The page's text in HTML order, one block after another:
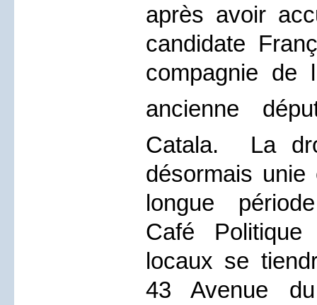
après avoir
candidate
compagnie de
ancienne
Catala.
La
désormais
longue
Café
locaux se
43 Avenue